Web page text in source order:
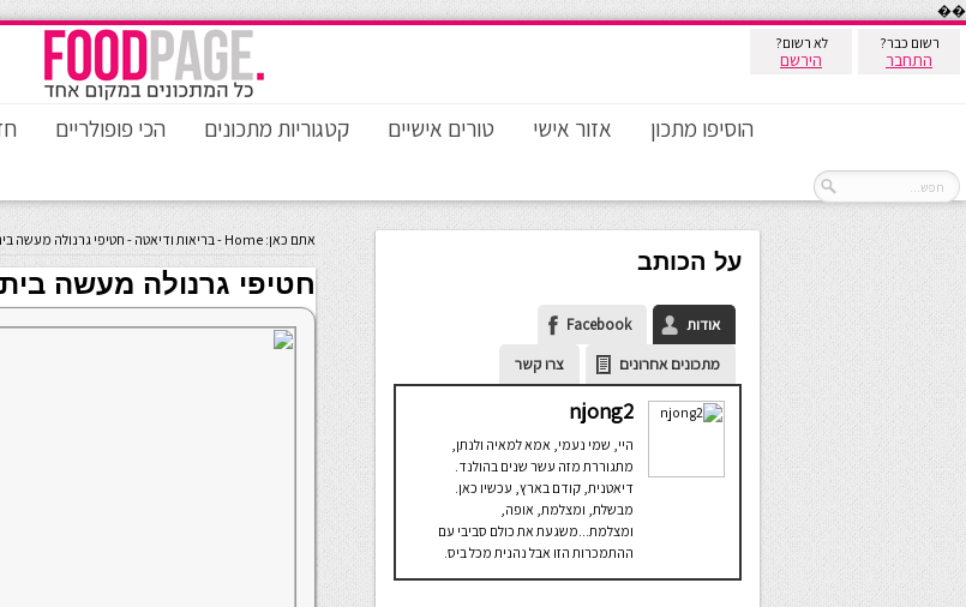
��
רשום כבר?
התחבר
לא רשום?
הירשם
הוסיפו מתכון אזור אישי טורים אישיים קטגוריות מתכונים הכי פופולריים
אתם כאן: Home
-בריאות ודיאטה - חטיפי גרנולה מעשה
חטיפי גרנולה מעשה בית
על הכותב
אודות
Facebook
מתכונים אחרונים
צרו קשר
njong2
היי, שמי נעמי, אמא למאיה ולנתן,
מתגוררת מזה עשר שנים בהולנד.
דיאטנית, קודם בארץ, עכשיו כאן.
מבשלת, ומצלמת, אופה,
ומצלמת...משגעת את כולם סביבי עם
ההתמכרות הזו אבל נהנית מכל ביס.